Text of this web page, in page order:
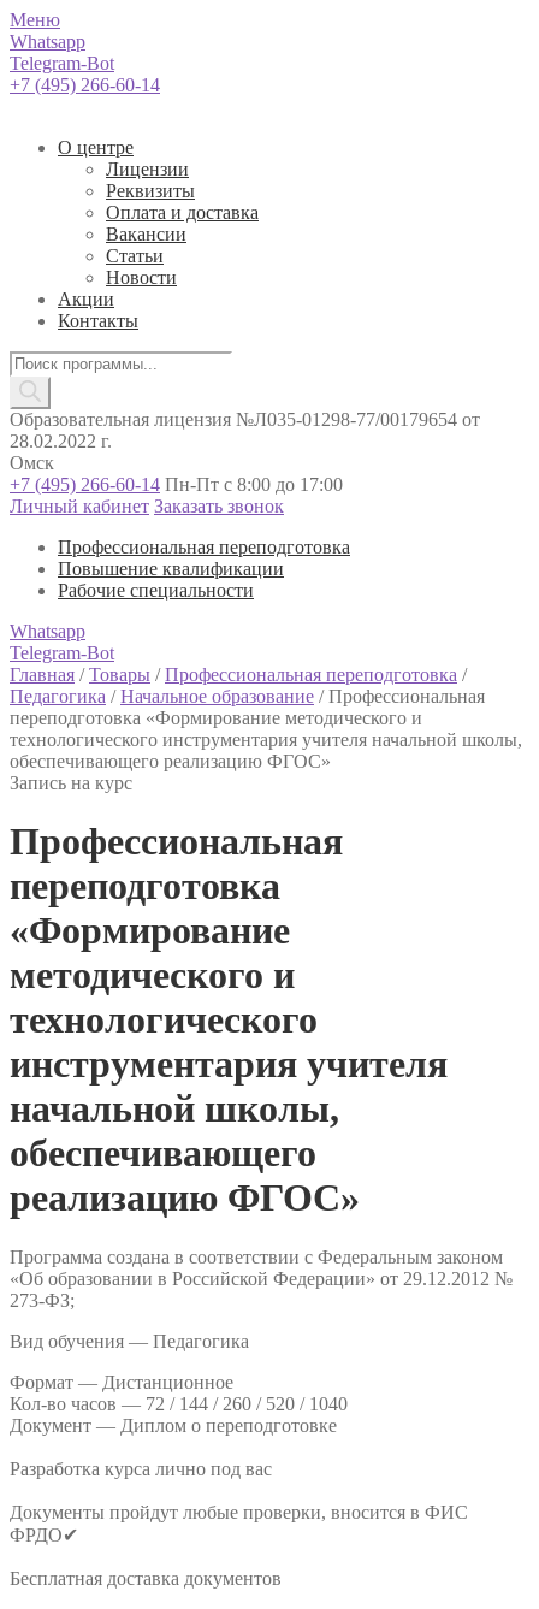
Меню
Whatsapp
Telegram-Bot
+7 (495) 266-60-14
О центре
Лицензии
Реквизиты
Оплата и доставка
Вакансии
Статьи
Новости
Акции
Контакты
Поиск
товаров
Образовательная лицензия №Л035-01298-77/00179654 от
28.02.2022 г.
Омск
+7 (495) 266-60-14 Пн-Пт с 8:00 до 17:00
Личный кабинет Заказать звонок
Профессиональная переподготовка
Повышение квалификации
Рабочие специальности
Whatsapp
Telegram-Bot
Главная /Товары /Профессиональная переподготовка /
Педагогика /Начальное образование /Профессиональная
переподготовка «Формирование методического и
технологического инструментария учителя начальной школы,
обеспечивающего реализацию ФГОС»
Запись на курс
Профессиональная
переподготовка
«Формирование
методического и
технологического
инструментария учителя
начальной школы,
обеспечивающего
реализацию ФГОС»
Программа создана в соответствии с Федеральным законом
«Об образовании в Российской Федерации» от 29.12.2012 №
273-ФЗ;
Вид обучения — Педагогика
Формат — Дистанционное
Кол-во часов — 72 / 144 / 260 / 520 / 1040
Документ — Диплом о переподготовке
Разработка курса лично под вас
Документы пройдут любые проверки, вносится в ФИС
ФРДО✔
Бесплатная доставка документов